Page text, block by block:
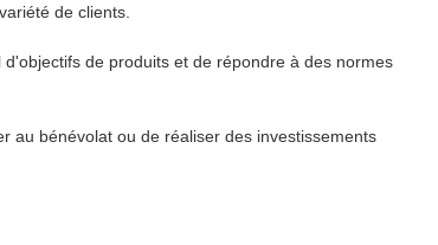
de clients.
de produits et de répondre à des normes
au bénévolat ou de réaliser des investissements